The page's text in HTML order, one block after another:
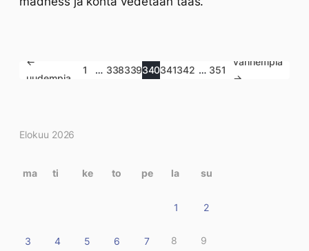
←
uudempia
1 … 338339340341342 … 351
vanhempia
→
Kirjoitukset
Elokuu 2026
ma ti ke to pe la su
1 2
3 4 5 6 7 8 9